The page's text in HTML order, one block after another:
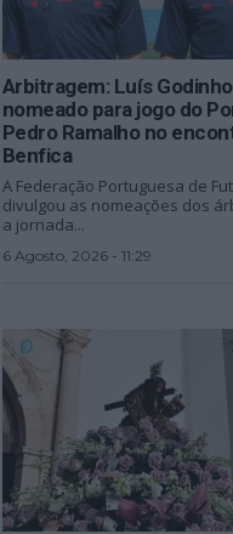
Arbitragem: Luís Godinho
nomeado para jogo do
Pedro Ramalho no
Benfica
A Federação Portuguesa de
divulgou as nomeações dos
a jornada...
6 Agosto, 2026 - 11:29